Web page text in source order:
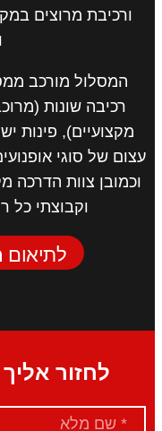
ורכיבת מרוצים
המסלול מורכב
רכיבה שונות
מקצועיים), פינות
עצום של סוגי
וכמובן צוות הדרכה
וקבוצתי כל
לתיאום
לחזור